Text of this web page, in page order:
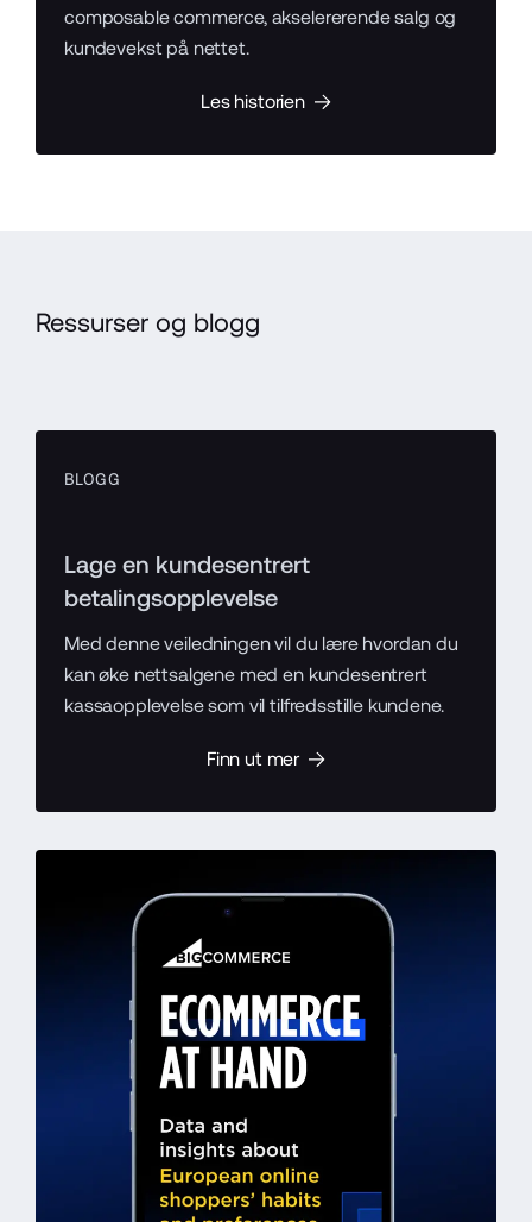
composable commerce, akselererende salg og
kundevekst på nettet.
Les historien
Ressurser og blogg
BLOGG
Lage en kundesentrert
betalingsopplevelse
Med denne veiledningen vil du lære hvordan du
kan øke nettsalgene med en kundesentrert
kassaopplevelse som vil tilfredsstille kundene.
Finn ut mer